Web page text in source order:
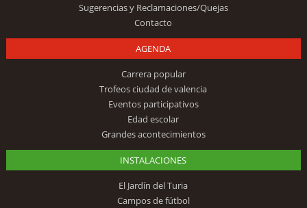
Sugerencias y Reclamaciones/Quejas
Contacto
AGENDA
Carrera popular
Trofeos ciudad de valencia
Eventos participativos
Edad escolar
Grandes acontecimientos
INSTALACIONES
El Jardín del Turia
Campos de fútbol